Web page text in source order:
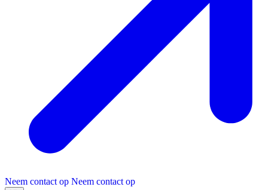
Neem contact op Neem contact op